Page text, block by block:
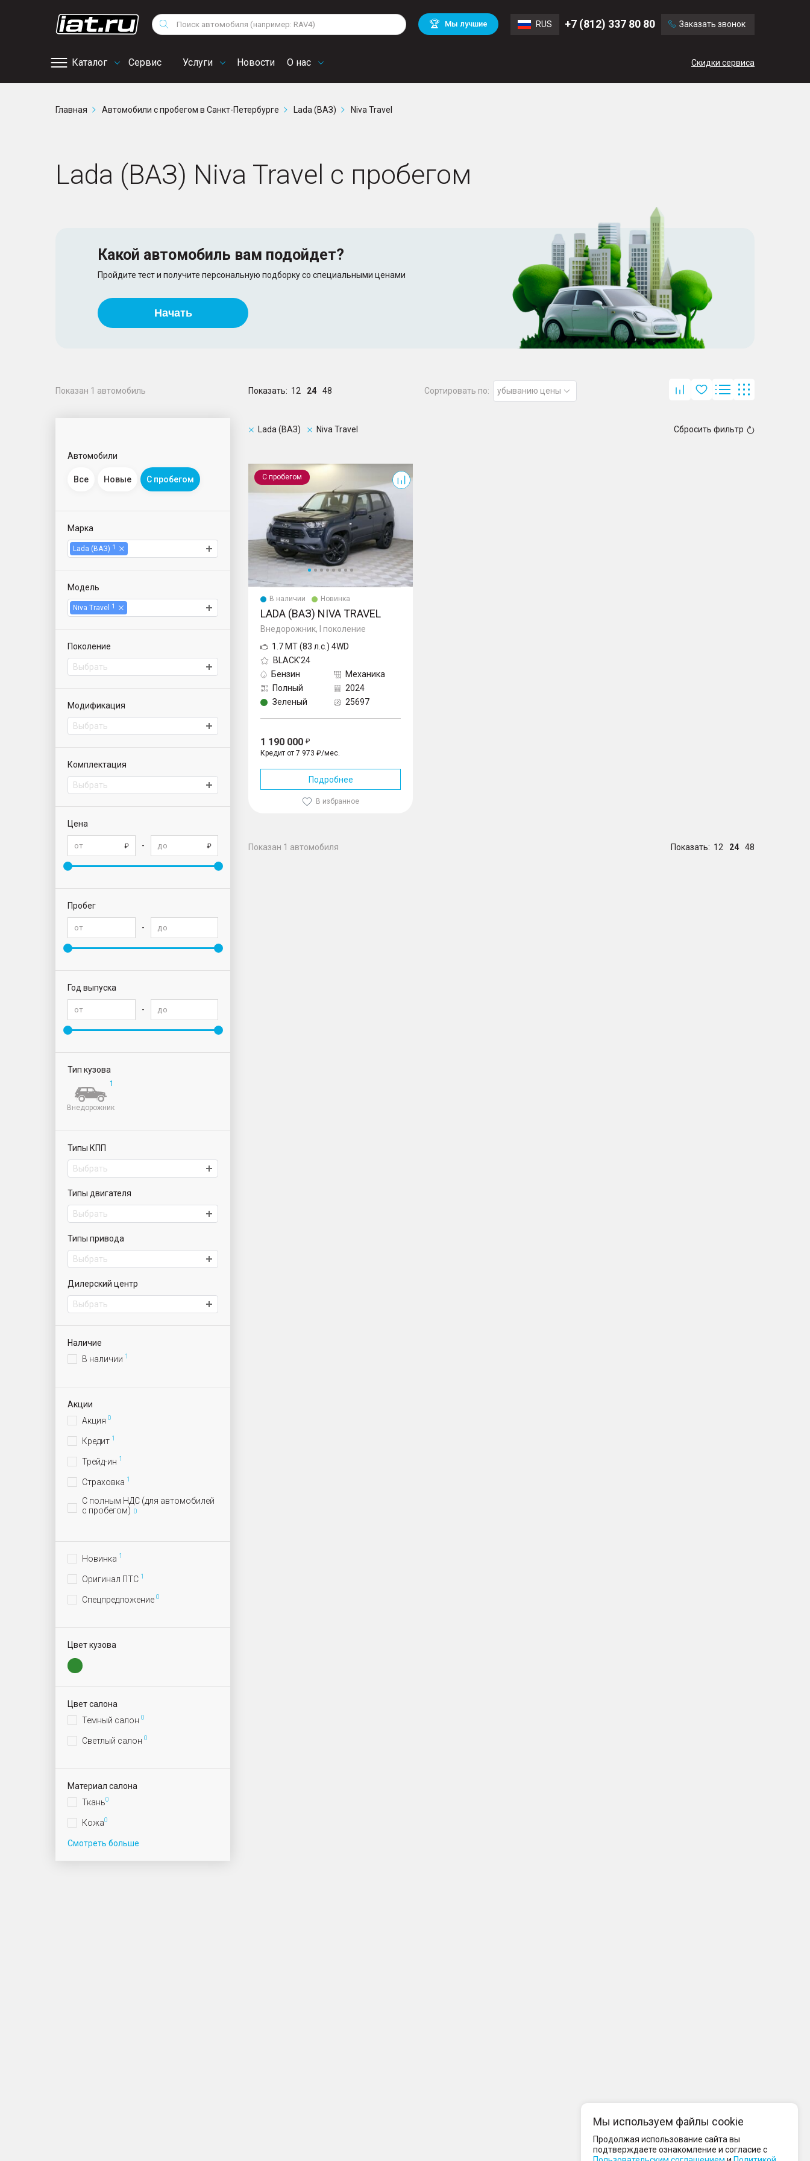
Поиск 🏆 Мы лучшие RUS +7 (812) 337 80 80 Заказать звонок
Каталог Сервис
сервис
Услуги Новости О нас Скидки сервиса
Снегоходы
Квадроциклы
Volkswagen
Mitsubishi BMW
Audi
Chevrolet Volvo
Главная Автомобили с пробегом в Санкт-Петербурге Lada (ВАЗ) Niva Travel
Lada (ВАЗ) Niva Travel с пробегом
Какой автомобиль вам подойдет?
Пройдите тест и получите персональную подборку со специальными ценами
Начать
Показан 1 автомобиль
Автомобили
Все Новые С пробегом
Марка
Lada (ВАЗ) 1
Модель
Niva Travel 1
Поколение
Выбрать
Модификация
Выбрать
Комплектация
Выбрать
Цена
-
Пробег
-
Год выпуска
-
Тип кузова
1
Внедорожник
Типы КПП
Выбрать
Типы двигателя
Выбрать
Типы привода
Выбрать
Дилерский центр
Выбрать
Наличие
В наличии 1
Акции
Акция 0
Кредит 1
Трейд-ин 1
Страховка 1
С полным НДС (для автомобилей
с пробегом) 0
Новинка 1
Оригинал ПТС 1
Спецпредложение 0
Цвет кузова
Цвет салона
Темный салон 0
Светлый салон 0
Материал салона
Ткань0
Кожа0
Смотреть больше
Показать: 12 24 48 Сортировать по: убыванию цены
Lada (ВАЗ) Niva Travel Сбросить фильтр
С пробегом
Niva Travel
В наличии Новинка
LADA (ВАЗ) NIVA TRAVEL
Внедорожник, I поколение
1.7 MT (83 л.с.) 4WD
BLACK'24
Бензин
Механика
Полный
2024
Зеленый
25697
1 190 000
Кредит от 7 973 ₽/мес.
Подробнее
В избранное
Показан 1 автомобиля Показать: 12 24 48
Мы используем файлы cookie
Продолжая использование сайта вы
подтверждаете ознакомление и согласие с